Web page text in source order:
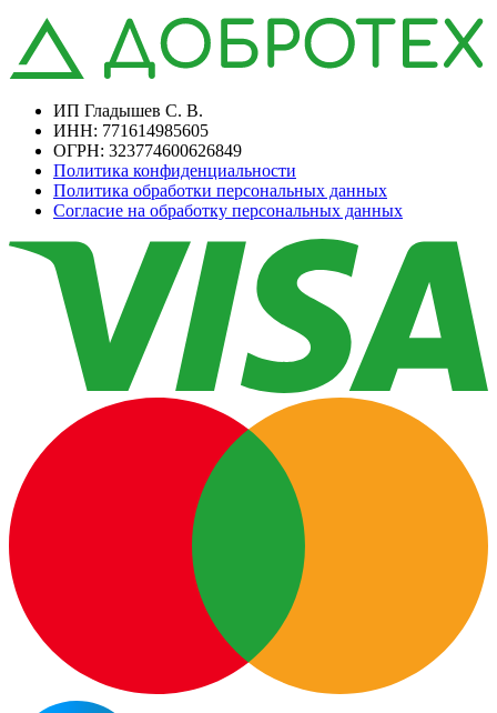
ИП Гладышев С. В.
ИНН: 771614985605
ОГРН: 323774600626849
Политика конфиденциальности
Политика обработки персональных данных
Согласие на обработку персональных данных